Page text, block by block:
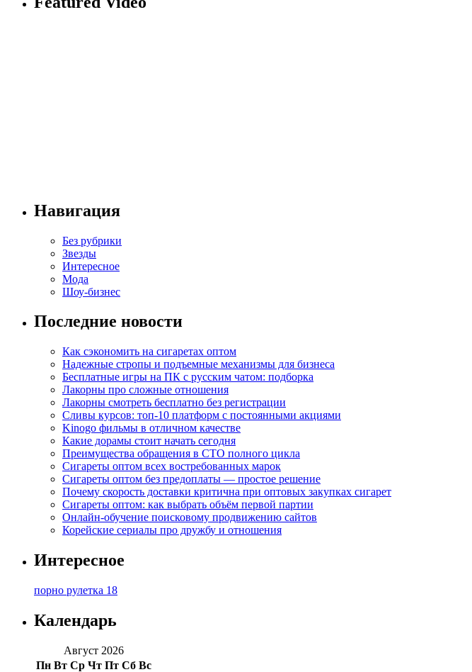
Навигация
Без рубрики
Звезды
Интересное
Мода
Шоу-бизнес
Последние новости
Как сэкономить на сигаретах оптом
Надежные стропы и подъемные механизмы для бизнеса
Бесплатные игры на ПК с русским чатом: подборка
Лакорны про сложные отношения
Лакорны смотреть бесплатно без регистрации
Сливы курсов: топ-10 платформ с постоянными акциями
Kinogo фильмы в отличном качестве
Какие дорамы стоит начать сегодня
Преимущества обращения в СТО полного цикла
Сигареты оптом всех востребованных марок
Сигареты оптом без предоплаты — простое решение
Почему скорость доставки критична при оптовых закупках сигарет
Сигареты оптом: как выбрать объём первой партии
Онлайн-обучение поисковому продвижению сайтов
Корейские сериалы про дружбу и отношения
Интересное
порно рулетка 18
Календарь
Август 2026
Пн Вт Ср Чт Пт Сб Вс